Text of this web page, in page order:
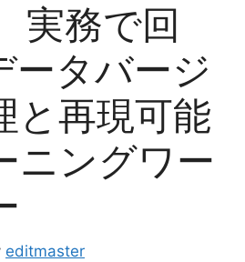
ー
務で回
ータバージ
と再現可能
ニングワー
editmaster